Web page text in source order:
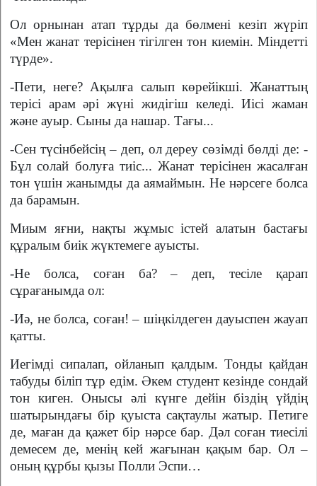
Ол орнынан атап тұрды да бөлмені кезіп жүріп
«Мен жанат терісінен тігілген тон киемін. Міндетті
түрде».
-Пети, неге? Ақылға салып көрейікші. Жанаттың
терісі арам әрі жүні жидігіш келеді. Иісі жаман
және ауыр. Сыны да нашар. Тағы...
-Сен түсінбейсің – деп, ол дереу сөзімді бөлді де: -
Бұл солай болуға тиіс... Жанат терісінен жасалған
тон үшін жанымды да аямаймын. Не нәрсеге болса
да барамын.
Миым яғни, нақты жұмыс істей алатын бастағы
құралым биік жүктемеге ауысты.
-Не болса, соған ба? – деп, тесіле қарап
сұрағанымда ол:
-Иә, не болса, соған! – шіңкілдеген дауыспен жауап
қатты.
Иегімді сипалап, ойланып қалдым. Тонды қайдан
табуды біліп тұр едім. Әкем студент кезінде сондай
тон киген. Онысы әлі күнге дейін біздің үйдің
шатырындағы бір қуыста сақтаулы жатыр. Петиге
де, маған да қажет бір нәрсе бар. Дәл соған тиесілі
демесем де, менің кей жағынан қақым бар. Ол –
оның құрбы қызы Полли Эспи…